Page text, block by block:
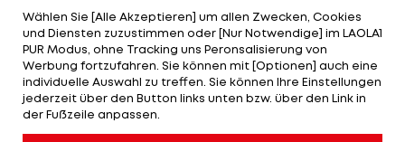
1:2
Montreal Canadiens - Pittsburgh Penguins 4:3 -
Stand 2:1
Wählen Sie [Alle Akzeptieren] um allen Zwecken, Cookies
und Diensten zuzustimmen oder [Nur Notwendige] im LAOLA1
PUR Modus, ohne Tracking uns Peronsalisierung von
Werbung fortzufahren. Sie können mit [Optionen] auch eine
individuelle Auswahl zu treffen. Sie können Ihre Einstellungen
jederzeit über den Button links unten bzw. über den Link in
der Fußzeile anpassen.